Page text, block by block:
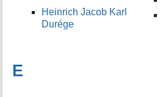
Heinrich Jacob Karl
Durége
E